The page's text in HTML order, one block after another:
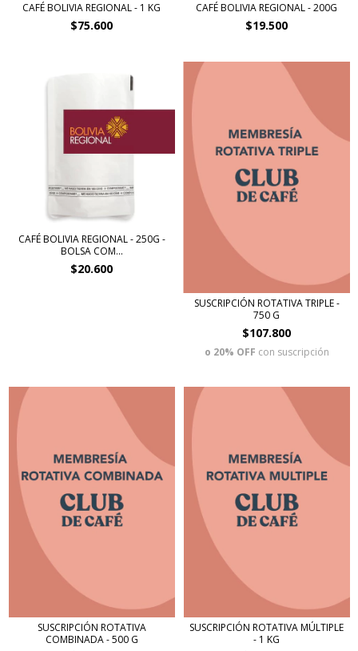
CAFÉ BOLIVIA REGIONAL - 1 KG
$75.600
CAFÉ BOLIVIA REGIONAL - 200G
$19.500
CAFÉ BOLIVIA REGIONAL - 250G -
BOLSA COM...
$20.600
SUSCRIPCIÓN ROTATIVA TRIPLE -
750 G
$107.800
o 20% OFF con suscripción
SUSCRIPCIÓN ROTATIVA
COMBINADA - 500 G
SUSCRIPCIÓN ROTATIVA MÚLTIPLE
- 1 KG